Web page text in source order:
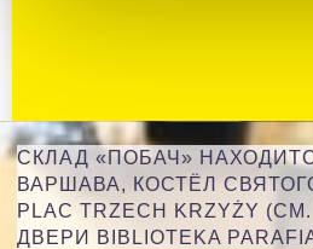
СКЛАД «ПОБАЧ»
ВАРШАВА, КОСТЁЛ
PLAC TRZECH KRZYŻY
ДВЕРИ BIBLIOTEKA